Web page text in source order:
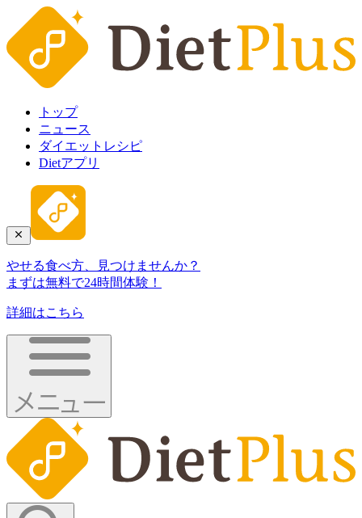
トップ
ニュース
ダイエットレシピ
Dietアプリ
やせる食べ方、見つけませんか？
まずは無料で24時間体験！
詳細はこちら